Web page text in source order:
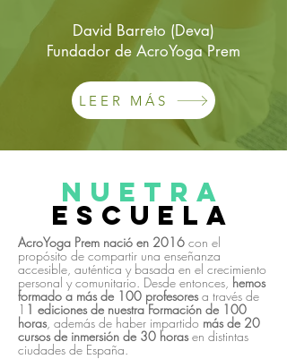
David Barreto (Deva)
Fundador de AcroYoga Prem
LEER MÁS
nUETRA
EsCUELA
AcroYoga Prem nació en 2016 con el
propósito de compartir una enseñanza
accesible, auténtica y basada en el crecimiento
personal y comunitario. Desde entonces, hemos
formado a más de 100 profesoresa través de
1 1 ediciones de nuestra Formación de 100
horas, además de haber impartido más de 20
cursos de inmersión de 30 horasen distintas
ciudades de España.